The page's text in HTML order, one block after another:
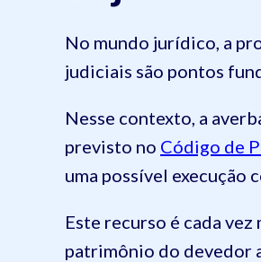
No mundo jurídico, a
judiciais são pontos
Nesse contexto, a
previsto no Código de
uma possível execução
Este recurso é cada
patrimônio do devedor